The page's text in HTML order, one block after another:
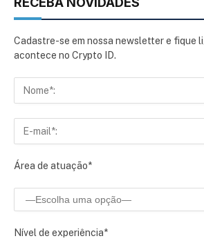
Cadastre-se em nossa newsletter e fique
acontece no Crypto ID.
Área de atuação*
Nível de experiência*